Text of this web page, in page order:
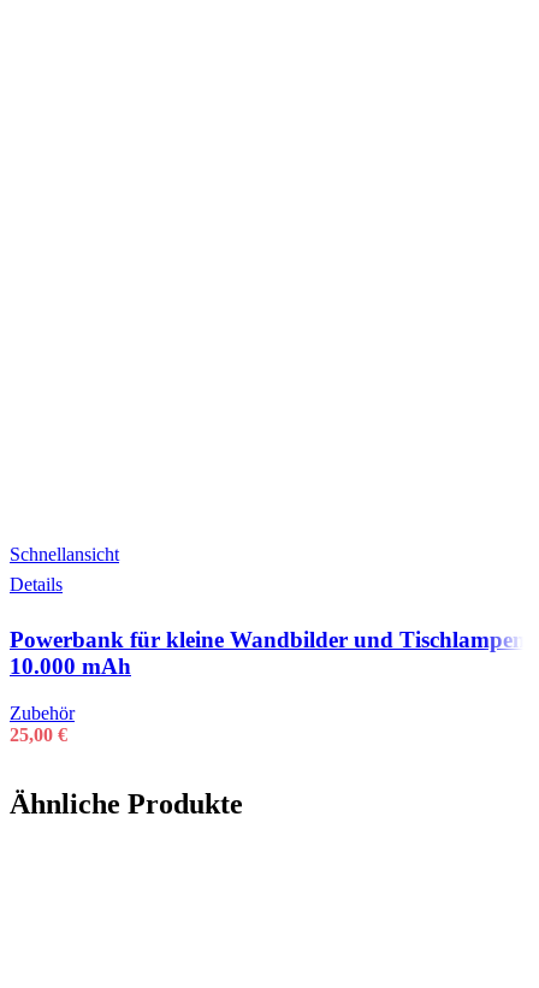
Schnellansicht
Details
Powerbank für kleine Wandbilder und Tischlampen
10.000 mAh
Zubehör
25,00 €
Ähnliche Produkte